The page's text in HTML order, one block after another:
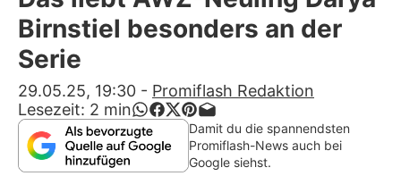
Alle Themen auf Promiflash
App runterladen
Team
Redaktionelle Richtlinien
Birnstiel besonders an der
Serie
29.05.25, 19:30 - Promiflash Redaktion
Lesezeit: 2 min
Damit du die spannendsten
Promiflash-News auch bei
Google siehst.